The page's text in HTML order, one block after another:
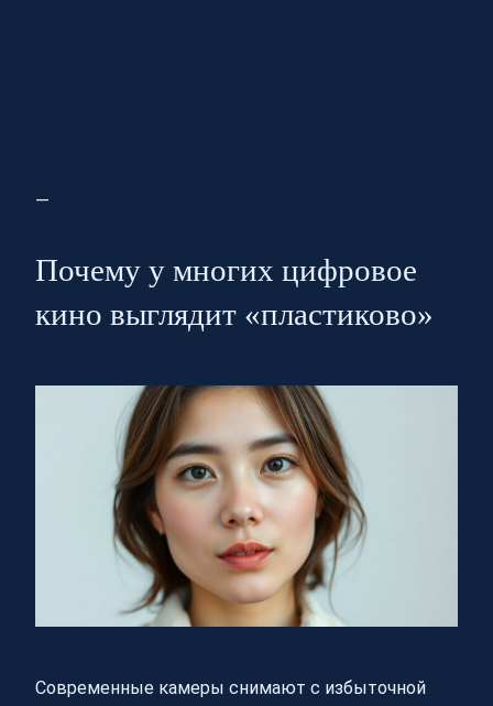
—
Почему у многих цифровое
кино выглядит «пластиково»
Современные камеры снимают с избыточной